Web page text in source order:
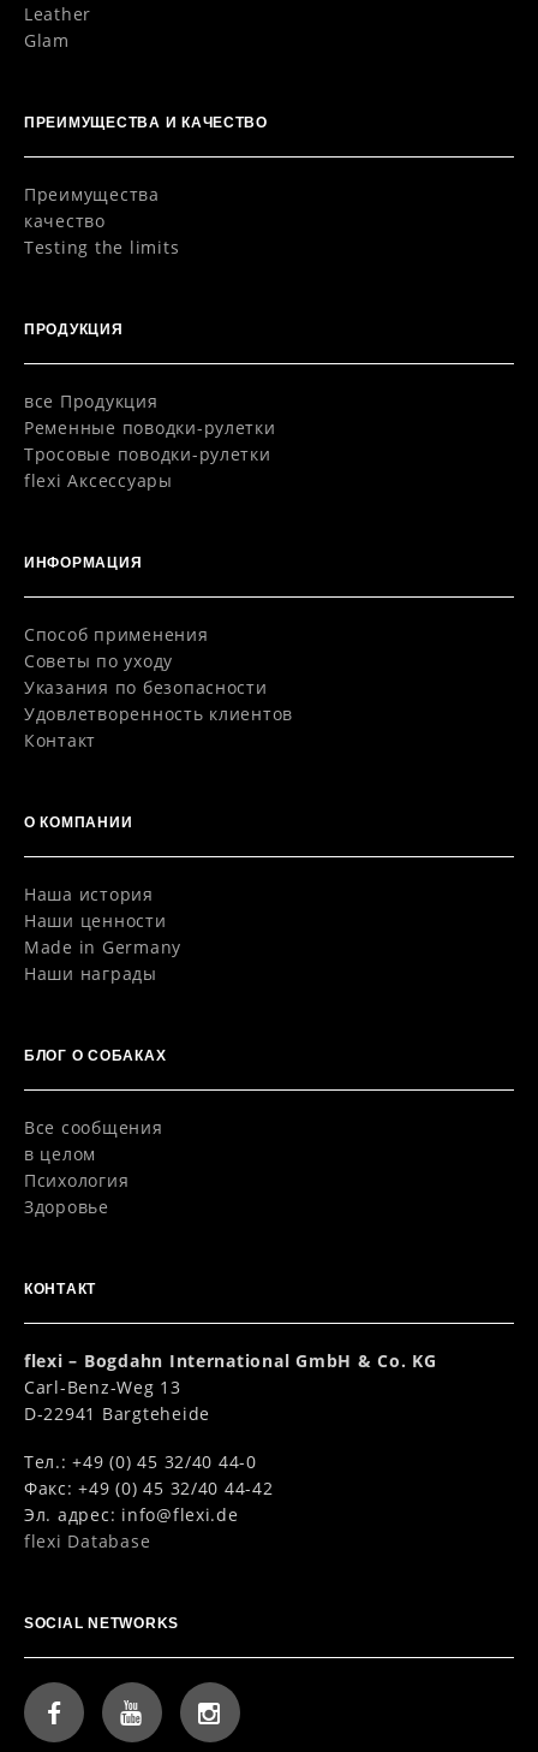
Leather
Glam
ПРЕИМУЩЕСТВА И КАЧЕСТВО
Преимущества
качество
Testing the limits
ПРОДУКЦИЯ
все Продукция
Pеменные поводки-рулетки
Тросовые поводки-рулетки
flexi Aксессуары
ИНФОРМАЦИЯ
Способ применения
Советы по уходу
Указания по безопасности
Удовлетворенность клиентов
Контакт
О КОМПАНИИ
Наша история
Наши ценности
Made in Germany
Наши награды
БЛОГ O СОБАКАХ
Все сообщения
в целом
Психология
Здоровье
КОНТАКТ
flexi – Bogdahn International GmbH & Co. KG
Carl-Benz-Weg 13
D-22941 Bargteheide
Тел.: +49 (0) 45 32/40 44-0
Факс: +49 (0) 45 32/40 44-42
Эл. адрес: info@flexi.de
flexi Database
SOCIAL NETWORKS